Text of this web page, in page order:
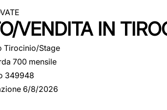
VENDITA IN
Tirocinio/Stage
700 mensile
349948
6/8/2026